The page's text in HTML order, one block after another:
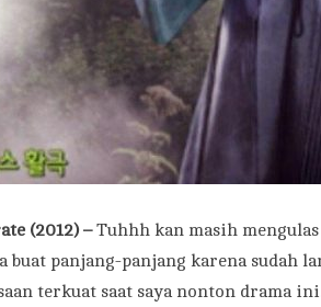
(2012) –Tuhhh kan masih
panjang-panjang karena sudah
terkuat saat saya nonton drama